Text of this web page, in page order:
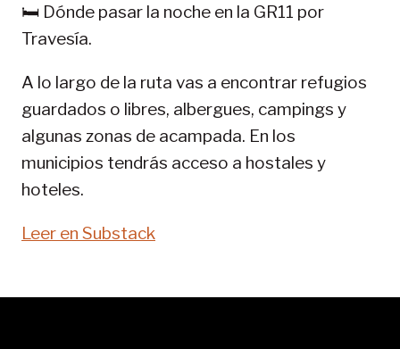
11-
🛏️ Dónde pasar la noche en la GR11 por
Travesía.
A lo largo de la ruta vas a encontrar refugios
guardados o libres, albergues, campings y
algunas zonas de acampada. En los
municipios tendrás acceso a hostales y
hoteles.
Leer en Substack